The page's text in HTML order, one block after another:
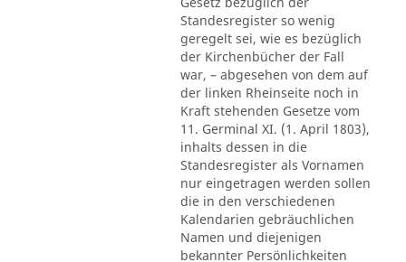
Standesregister so wenig
geregelt sei, wie es bezüglich
der Kirchenbücher der Fall
war, – abgesehen von dem auf
der linken Rheinseite noch in
Kraft stehenden Gesetze vom
11. Germinal XI. (1. April 1803),
inhalts dessen in die
Standesregister als Vornamen
nur eingetragen werden sollen
die in den verschiedenen
Kalendarien gebräuchlichen
Namen und diejenigen
bekannter Persönlichkeiten